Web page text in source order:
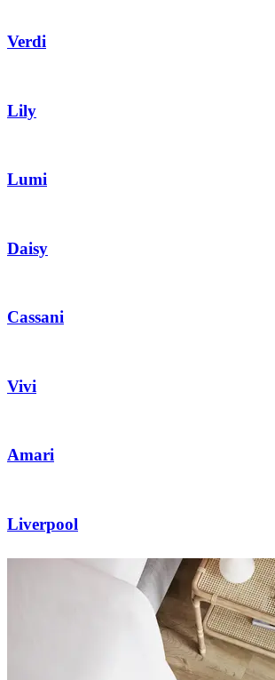
Verdi
Lily
Lumi
Daisy
Cassani
Vivi
Amari
Liverpool